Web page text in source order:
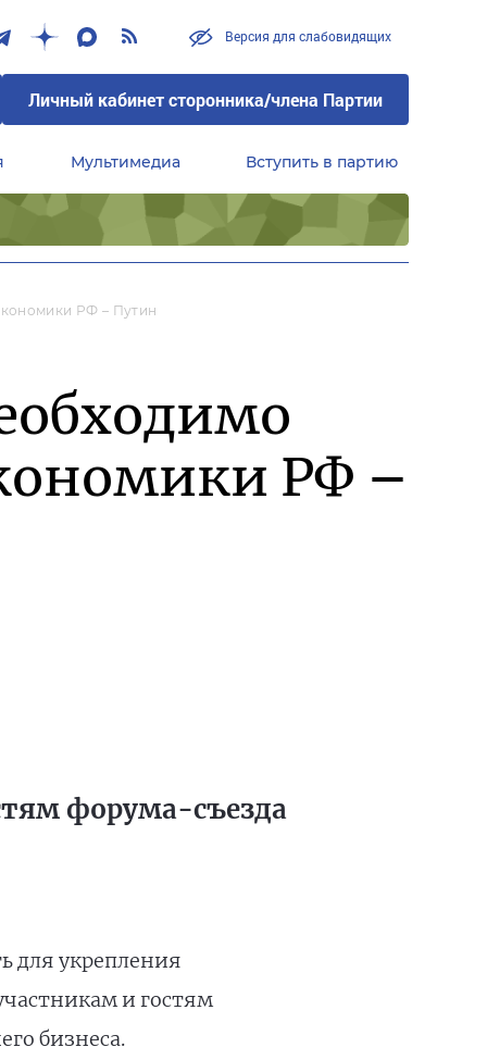
Версия для слабовидящих
Личный кабинет сторонника/члена Партии
Мультимедиа Вступить в партию
РФ – Путин
РФ –
форума-съезда
для укрепления
и гостям
бизнеса.